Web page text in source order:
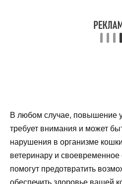
В любом случае, повышение
требует внимания и может
нарушения в организме
ветеринару и
помогут предотвратить